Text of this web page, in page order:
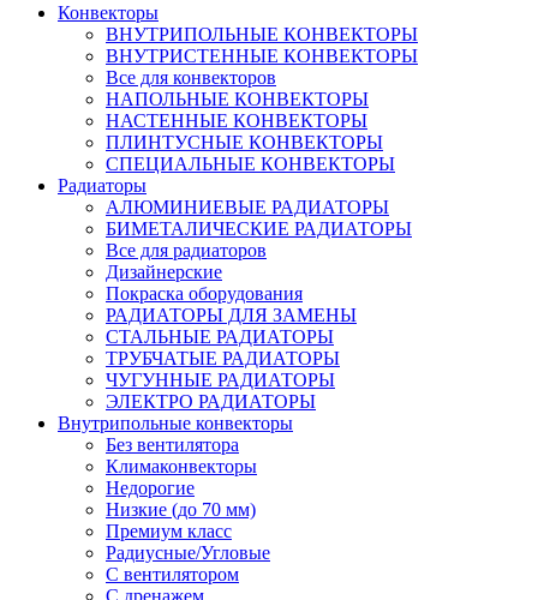
Конвекторы
ВНУТРИПОЛЬНЫЕ КОНВЕКТОРЫ
ВНУТРИСТЕННЫЕ КОНВЕКТОРЫ
Все для конвекторов
НАПОЛЬНЫЕ КОНВЕКТОРЫ
НАСТЕННЫЕ КОНВЕКТОРЫ
ПЛИНТУСНЫЕ КОНВЕКТОРЫ
СПЕЦИАЛЬНЫЕ КОНВЕКТОРЫ
Радиаторы
АЛЮМИНИЕВЫЕ РАДИАТОРЫ
БИМЕТАЛИЧЕСКИЕ РАДИАТОРЫ
Все для радиаторов
Дизайнерские
Покраска оборудования
РАДИАТОРЫ ДЛЯ ЗАМЕНЫ
СТАЛЬНЫЕ РАДИАТОРЫ
ТРУБЧАТЫЕ РАДИАТОРЫ
ЧУГУННЫЕ РАДИАТОРЫ
ЭЛЕКТРО РАДИАТОРЫ
Внутрипольные конвекторы
Без вентилятора
Климаконвекторы
Недорогие
Низкие (до 70 мм)
Премиум класс
Радиусные/Угловые
С вентилятором
С дренажем